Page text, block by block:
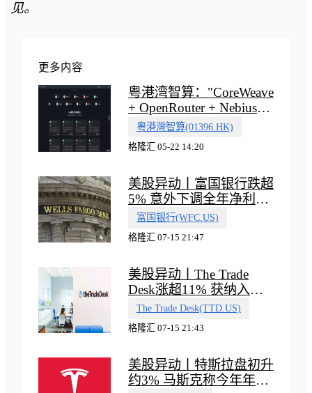
见。
更多内容
粤港湾智算："CoreWeave
+ OpenRouter + Nebius"
多向融合的中国智算新范
式
粵港灣智算(01396.HK)
格隆汇 05-22 14:20
美股异动丨富国银行跌超
5% 意外下调全年净利息
收入指引
富国银行(WFC.US)
格隆汇 07-15 21:47
美股异动丨The Trade
Desk涨超11% 获纳入标
普500指数
The Trade Desk(TTD.US)
格隆汇 07-15 21:43
美股异动丨特斯拉盘初升
约3% 马斯克称今年年底